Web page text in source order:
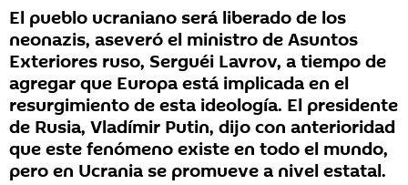
El pueblo ucraniano será liberado de los
neonazis, aseveró el ministro de Asuntos
Exteriores ruso, Serguéi Lavrov, a tiempo de
agregar que Europa está implicada en el
resurgimiento de esta ideología. El presidente
de Rusia, Vladímir Putin, dijo con anterioridad
que este fenómeno existe en todo el mundo,
pero en Ucrania se promueve a nivel estatal.